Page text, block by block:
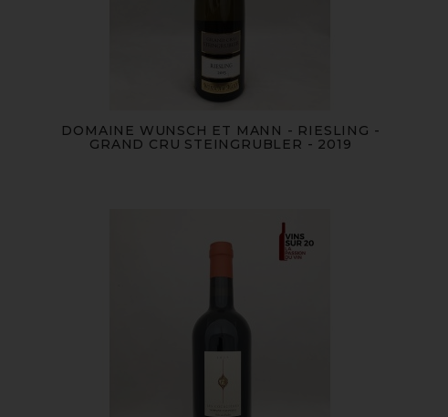
DOMAINE WUNSCH ET MANN - RIESLING -
GRAND CRU STEINGRUBLER - 2019